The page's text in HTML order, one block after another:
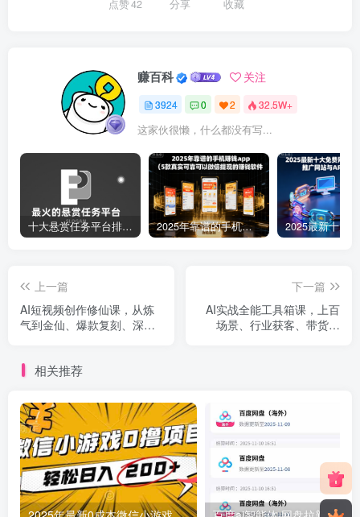
点赞42 分享 收藏
赚百科 关注
3924 0 2 32.5W+
这家伙很懒，什么都没有写...
十大悬赏任务平台排行榜（全网最好的悬赏任务平台） 2025年靠谱的手机赚钱app（5款真实可靠可以微信提现的赚钱软件）
上一篇
AI短视频创作修仙课，从炼
气到金仙、爆款复刻、深度
下一篇
AI实战全能工具箱课，上百
场景、行业获客、带货提
相关推荐